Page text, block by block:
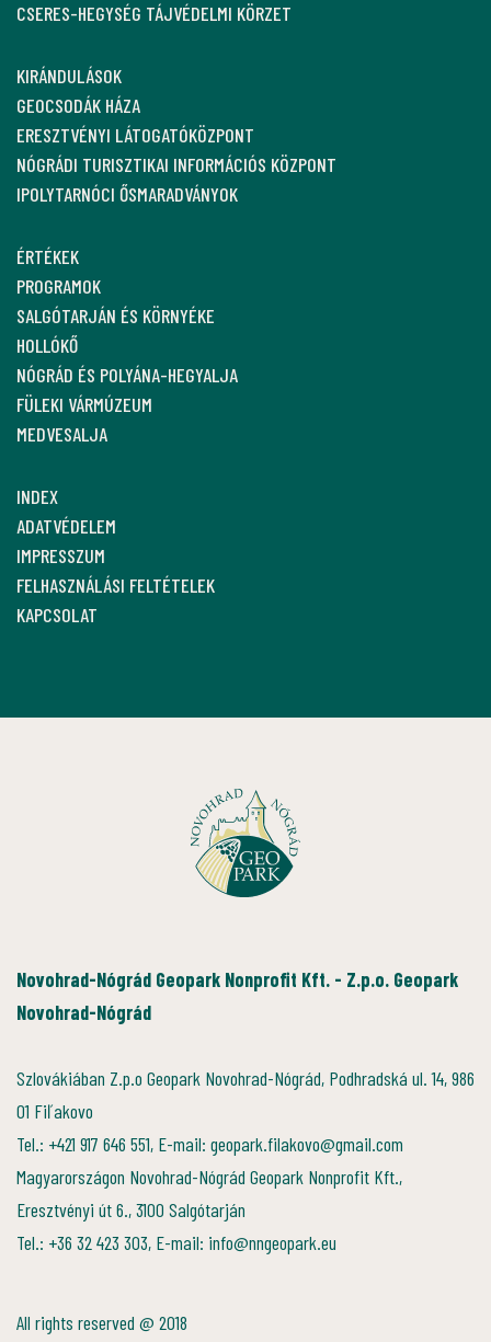
CSERES-HEGYSÉG TÁJVÉDELMI KÖRZET
KIRÁNDULÁSOK
GEOCSODÁK HÁZA
ERESZTVÉNYI LÁTOGATÓKÖZPONT
NÓGRÁDI TURISZTIKAI INFORMÁCIÓS KÖZPONT
IPOLYTARNÓCI ŐSMARADVÁNYOK
ÉRTÉKEK
PROGRAMOK
SALGÓTARJÁN ÉS KÖRNYÉKE
HOLLÓKŐ
NÓGRÁD ÉS POLYÁNA-HEGYALJA
FÜLEKI VÁRMÚZEUM
MEDVESALJA
INDEX
ADATVÉDELEM
IMPRESSZUM
FELHASZNÁLÁSI FELTÉTELEK
KAPCSOLAT
Novohrad-Nógrád Geopark Nonprofit Kft. - Z.p.o. Geopark
Novohrad-Nógrád
Szlovákiában Z.p.o Geopark Novohrad-Nógrád, Podhradská ul. 14, 986
01 Fiľakovo
Tel.: +421 917 646 551, E-mail: geopark.filakovo@gmail.com
Magyarországon Novohrad-Nógrád Geopark Nonprofit Kft.,
Eresztvényi út 6., 3100 Salgótarján
Tel.: +36 32 423 303, E-mail: info@nngeopark.eu
All rights reserved @ 2018